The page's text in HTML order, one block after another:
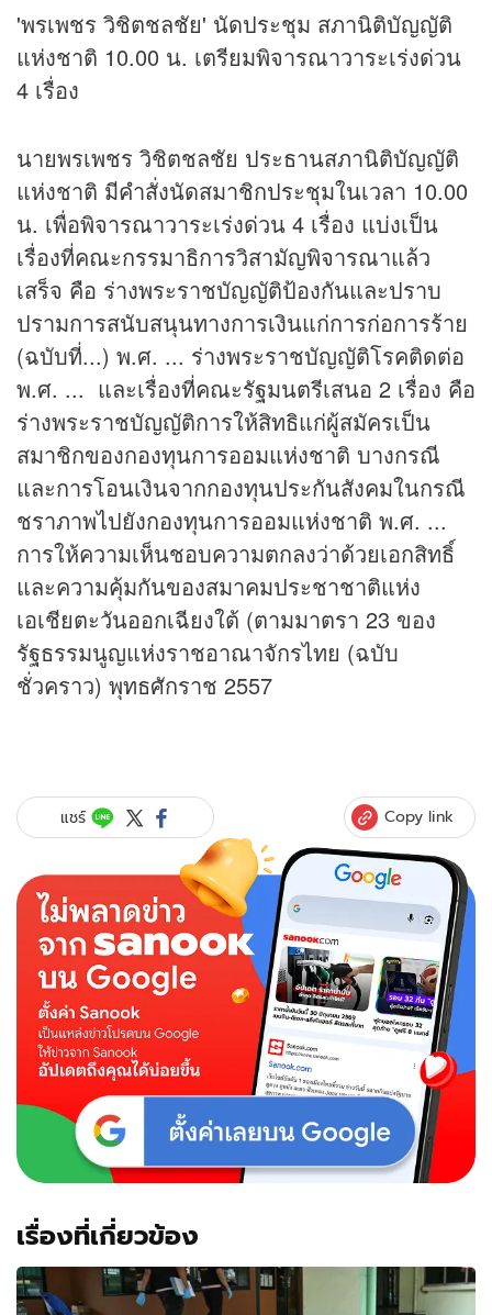
'พรเพชร วิชิตชลชัย' นัดประชุม สภานิติบัญญัติ
แห่งชาติ 10.00 น. เตรียมพิจารณาวาระเร่งด่วน
4 เรื่อง
นายพรเพชร วิชิตชลชัย ประธานสภานิติบัญญัติ
แห่งชาติ มีคำสั่งนัดสมาชิกประชุมในเวลา 10.00
น. เพื่อพิจารณาวาระเร่งด่วน 4 เรื่อง แบ่งเป็น
เรื่องที่คณะกรรมาธิการวิสามัญพิจารณาแล้ว
เสร็จ คือ ร่างพระราชบัญญัติป้องกันและปราบ
ปรามการสนับสนุนทางการเงินแก่การก่อการร้าย
(ฉบับที่...) พ.ศ. ... ร่างพระราชบัญญัติโรคติดต่อ
พ.ศ. ... และเรื่องที่คณะรัฐมนตรีเสนอ 2 เรื่อง คือ
ร่างพระราชบัญญัติการให้สิทธิแก่ผู้สมัครเป็น
สมาชิกของกองทุนการออมแห่งชาติ บางกรณี
และการโอนเงินจากกองทุนประกันสังคมในกรณี
ชราภาพไปยังกองทุนการออมแห่งชาติ พ.ศ. ...
การให้ความเห็นชอบความตกลงว่าด้วยเอกสิทธิ์
และความคุ้มกันของสมาคมประชาชาติแห่ง
เอเชียตะวันออกเฉียงใต้ (ตามมาตรา 23 ของ
รัฐธรรมนูญแห่งราชอาณาจักรไทย (ฉบับ
ชั่วคราว) พุทธศักราช 2557
แชร์ Copy link
เรื่องที่เกี่ยวข้อง